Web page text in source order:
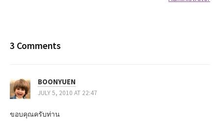
s
n
3 Comments
BOONYUEN
JULY 5, 2010 AT 22:47
ขอบคุณครับท่าน